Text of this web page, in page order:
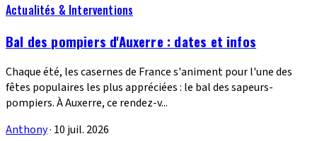
Actualités & Interventions
Bal des pompiers d'Auxerre : dates et infos
Chaque été, les casernes de France s'animent pour l'une des
fêtes populaires les plus appréciées : le bal des sapeurs-
pompiers. À Auxerre, ce rendez-v...
Anthony· 10 juil. 2026